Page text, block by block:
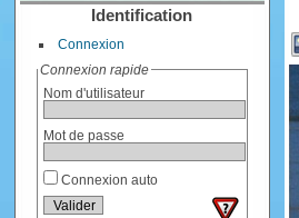
Identification
Connexion
Connexion rapide
Nom d'utilisateur
Mot de passe
Connexion auto